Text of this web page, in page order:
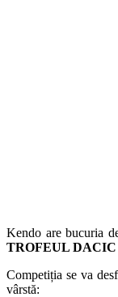
Kendo are bucuria
TROFEUL DACIC
Competiția se va
vârstă: